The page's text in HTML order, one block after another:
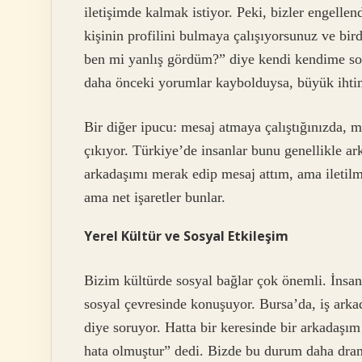
iletişimde kalmak istiyor. Peki, bizler
kişinin profilini bulmaya çalışıyorsunuz ve
ben mi yanlış gördüm?” diye kendi kendime
daha önceki yorumlar kaybolduysa, büyük
Bir diğer ipucu: mesaj atmaya çalıştığınızda,
çıkıyor. Türkiye’de insanlar bunu genellikle
arkadaşımı merak edip mesaj attım, ama
ama net işaretler bunlar.
Yerel Kültür ve Sosyal Etkileşim
Bizim kültürde sosyal bağlar çok önemli.
sosyal çevresinde konuşuyor. Bursa’da, iş
diye soruyor. Hatta bir keresinde bir
hata olmuştur” dedi. Bizde bu durum daha